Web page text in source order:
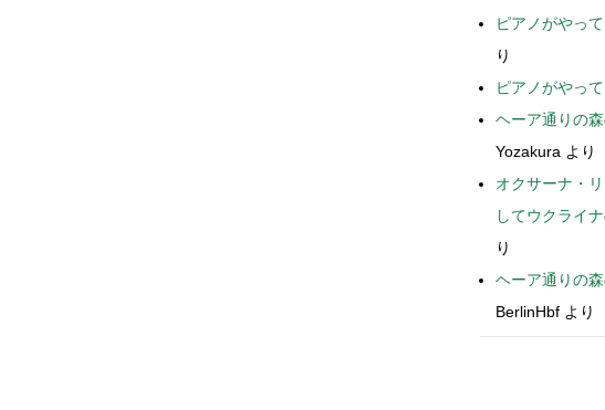
ピアノがやって
り
ピアノがやって
ヘーア通りの
Yozakura より
オクサーナ・
してウクライ
り
ヘーア通りの
BerlinHbf より